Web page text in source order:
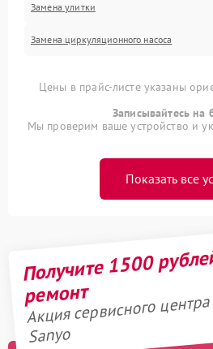
Замена улитки
Замена циркуляционного насоса
Цены в прайс-листе указаны
Записывайтесь на
Мы проверим ваше устройство и
Показать все
Получите 1500
ремонт
Акция сервисного центра
Sanyo